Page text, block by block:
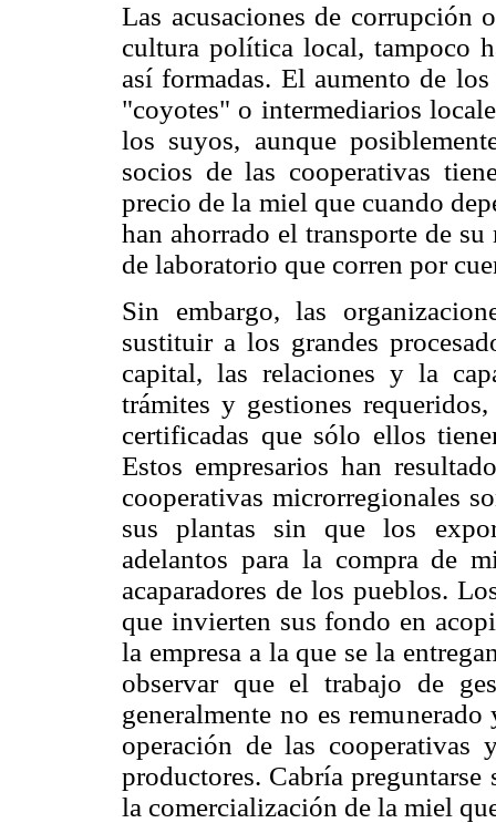
Las acusaciones de corrupción
cultura política local, tampoco
así formadas. El aumento de
"coyotes" o intermediarios
los suyos, aunque
socios de las cooperativas
precio de la miel que cuando
han ahorrado el transporte de
de laboratorio que corren por
Sin embargo, las
sustituir a los grandes
capital, las relaciones y la
trámites y gestiones
certificadas que sólo ellos
Estos empresarios han
cooperativas microrregionales
sus plantas sin que los
adelantos para la compra de
acaparadores de los pueblos.
que invierten sus fondo en
la empresa a la que se la
observar que el trabajo de
generalmente no es
operación de las cooperativas
productores. Cabría
la comercialización de la miel